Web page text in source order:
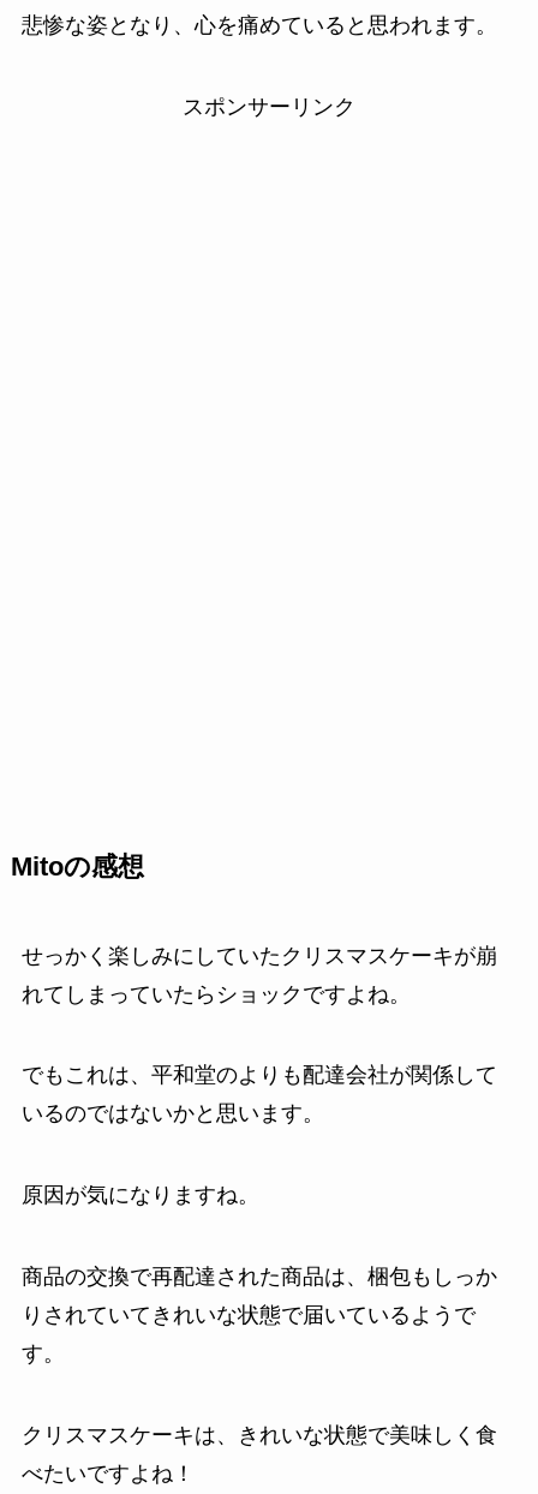
悲惨な姿となり、心を痛めていると思われます。
スポンサーリンク
Mitoの感想
せっかく楽しみにしていたクリスマスケーキが崩
れてしまっていたらショックですよね。
でもこれは、平和堂のよりも配達会社が関係して
いるのではないかと思います。
原因が気になりますね。
商品の交換で再配達された商品は、梱包もしっか
りされていてきれいな状態で届いているようで
す。
クリスマスケーキは、きれいな状態で美味しく食
べたいですよね！